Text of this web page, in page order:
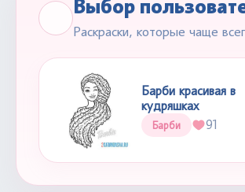
Выбор
Раскраски, которые чаще
Барби красивая в
кудряшках
Барби 91